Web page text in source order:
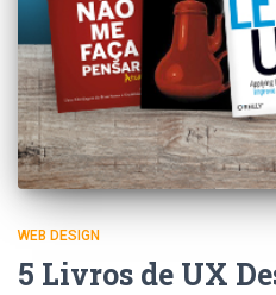
WEB DESIGN
5 Livros de UX